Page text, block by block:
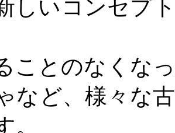
しいコンセプ
ことのなくな
など、様々な
。